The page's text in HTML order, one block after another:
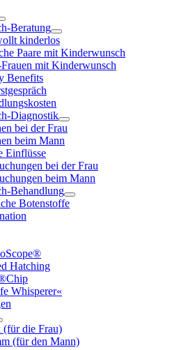
Beratung
kinderlos
Paare mit Kinderwunsch
mit Kinderwunsch
Benefits
Diagnostik
bei der Frau
beim Mann
Einflüsse
bei der Frau
beim Mann
Behandlung
Botenstoffe
Hatching
Whisperer«
die Frau)
(für den Mann)